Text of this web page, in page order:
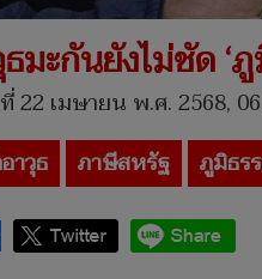
มะกันยังไม่ชัด ‘
22 เมษายน พ.ศ. 2568,
าวุธ ภาษีสหรัฐ ภูมิธร